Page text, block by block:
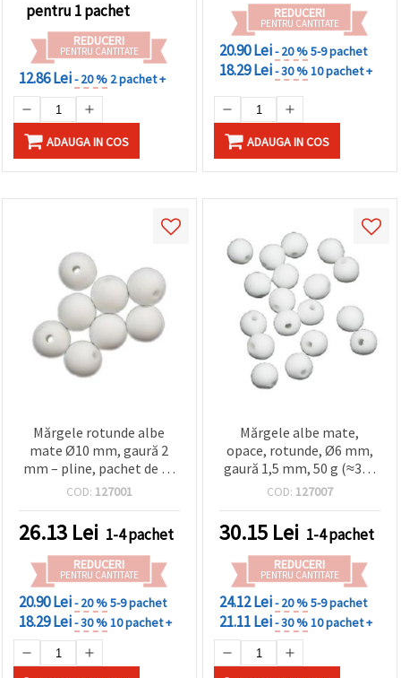
pentru 1 pachet
REDUCERI
PENTRU CANTITATE
12.86 Lei- 20 % 2 pachet +
ADAUGA IN COS
REDUCERI
PENTRU CANTITATE
20.90 Lei- 20 %5-9 pachet
18.29 Lei- 30 %10 pachet +
ADAUGA IN COS
Mărgele rotunde albe
mate Ø10 mm, gaură 2
mm – pline, pachet de 50
g (~90 buc.) pentru
decorațiuni și proiecte DIY
COD: 127001
26.13 Lei 1-4 pachet
REDUCERI
PENTRU CANTITATE
20.90 Lei- 20 %5-9 pachet
18.29 Lei- 30 %10 pachet +
Mărgele albe mate,
opace, rotunde, Ø6 mm,
gaură 1,5 mm, 50 g (≈380
buc) – pentru
handmade, brățări,
coliere, decorațiuni și
proiecte DIY
COD: 127007
30.15 Lei 1-4 pachet
REDUCERI
PENTRU CANTITATE
24.12 Lei- 20 %5-9 pachet
21.11 Lei- 30 %10 pachet +